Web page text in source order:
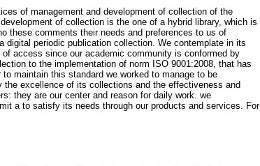
of management and development of collection of the
of collection is the one of a hybrid library, which is
these comments their needs and preferences to us of
digital periodic publication collection. We contemplate in its
access since our academic community is conformed by
to the implementation of norm ISO 9001:2008, that has
maintain this standard we worked to manage to be
excellence of its collections and the effectiveness and
they are our center and reason for daily work. we
a to satisfy its needs through our products and services. For